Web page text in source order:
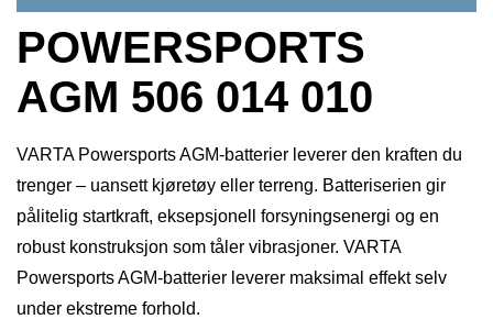
POWERSPORTS
AGM 506 014 010
VARTA Powersports AGM-batterier leverer den kraften du
trenger – uansett kjøretøy eller terreng. Batteriserien gir
pålitelig startkraft, eksepsjonell forsyningsenergi og en
robust konstruksjon som tåler vibrasjoner. VARTA
Powersports AGM-batterier leverer maksimal effekt selv
under ekstreme forhold.